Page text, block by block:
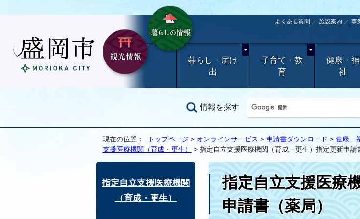
よくある質問 施設案内 事
暮らし・届け
出
子育て・教
育
健康・福
祉
情報を探す
現在の位置： トップページ > オンラインサービス > 申請書ダウンロード > 健康・
支援医療機関（育成・更生）
> 指定自立支援医療機関（育成・更生）指定更新申請
指定自立支援医療
申請書（薬局）
指定自立支援医療機関
（育成・更生）